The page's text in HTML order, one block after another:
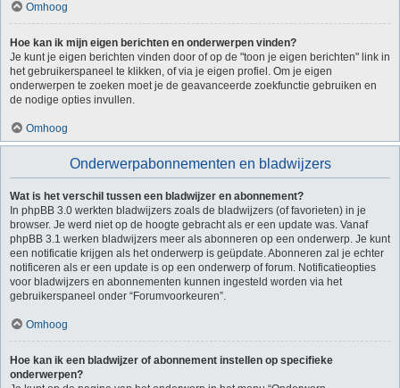
Omhoog
Hoe kan ik mijn eigen berichten en onderwerpen vinden?
Je kunt je eigen berichten vinden door of op de "toon je eigen berichten" link in
het gebruikerspaneel te klikken, of via je eigen profiel. Om je eigen
onderwerpen te zoeken moet je de geavanceerde zoekfunctie gebruiken en
de nodige opties invullen.
Omhoog
Onderwerpabonnementen en bladwijzers
Wat is het verschil tussen een bladwijzer en abonnement?
In phpBB 3.0 werkten bladwijzers zoals de bladwijzers (of favorieten) in je
browser. Je werd niet op de hoogte gebracht als er een update was. Vanaf
phpBB 3.1 werken bladwijzers meer als abonneren op een onderwerp. Je kunt
een notificatie krijgen als het onderwerp is geüpdate. Abonneren zal je echter
notificeren als er een update is op een onderwerp of forum. Notificatieopties
voor bladwijzers en abonnementen kunnen ingesteld worden via het
gebruikerspaneel onder “Forumvoorkeuren”.
Omhoog
Hoe kan ik een bladwijzer of abonnement instellen op specifieke
onderwerpen?